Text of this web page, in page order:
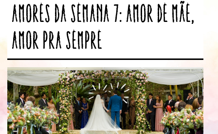
Amores da Semana 7: Amor de mãe,
amor pra sempre